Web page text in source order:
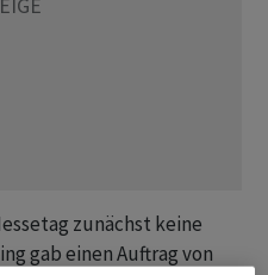
zunächst keine
gab einen Auftrag von